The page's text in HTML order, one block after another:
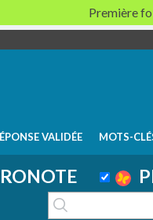
VALIDÉE MOTS-
Première